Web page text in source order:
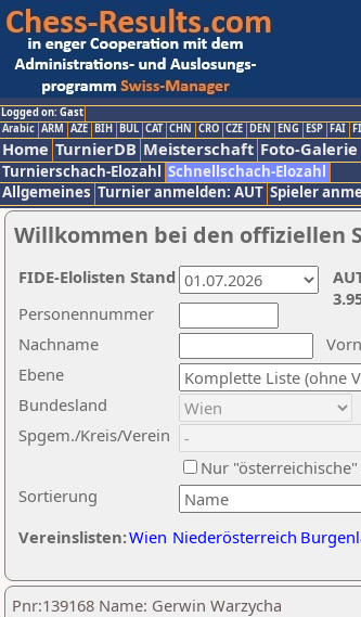
Logged on: Gast
Arabic ARM AZE BIH BUL CAT CHN CRO CZE DEN ENG ESP FAI
Home TurnierDB Meisterschaft Foto-Galerie
Turnierschach-Elozahl Schnellschach-Elozahl
Allgemeines Turnier anmelden: AUT Spieler
Willkommen bei den offiziellen
Nachname
Ebene
Sortierung
Personennummer
Bundesland
Spgem./Kreis/Verein
Nur "österreichische"
Vereinslisten:Wien Niederösterreich
FIDE-Elolisten Stand
Pnr:139168 Name: Gerwin Warzycha